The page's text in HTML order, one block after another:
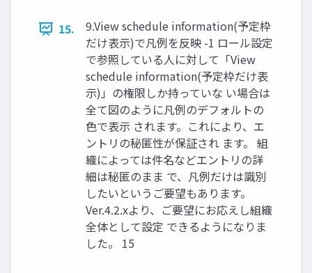
15.
9.View schedule information(予定枠
だけ表示)で凡例を反映 -1 ロール設定
で参照している人に対して「View
schedule information(予定枠だけ表
示)」の権限しか持っていな い場合は
全て図のように凡例のデフォルトの
色で表示 されます。これにより、エ
ントリの秘匿性が保証され ます。 組
織によっては件名などエントリの詳
細は秘匿のまま で、凡例だけは識別
したいというご要望もあります。
Ver.4.2.xより、ご要望にお応えし組織
全体として設定 できるようになりま
した。 15